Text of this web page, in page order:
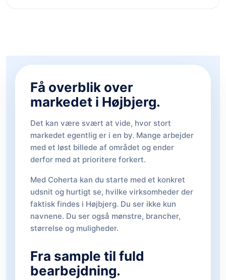
Få overblik over
markedet i Højbjerg.
Det kan være svært at vide, hvor stort
markedet egentlig er i en by. Mange arbejder
med et løst billede af området og ender
derfor med at prioritere forkert.
Med Coherta kan du starte med et konkret
udsnit og hurtigt se, hvilke virksomheder der
faktisk findes i Højbjerg. Du ser ikke kun
navnene. Du ser også mønstre, brancher,
størrelse og muligheder.
Fra sample til fuld
bearbejdning.